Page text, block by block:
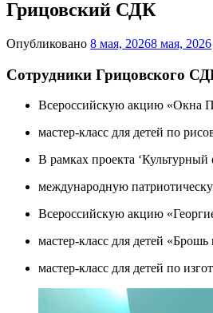
Грицовский СДК
Опубликовано 8 мая, 20268 мая, 2026
Сотрудники Грицовского
Всероссийскую акцию «Окна
мастер-класс для детей по
В рамках проекта
международную
Всероссийскую акцию
мастер-класс для детей
мастер-класс для детей по